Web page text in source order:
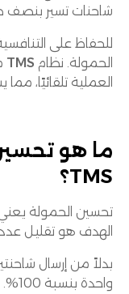
شاحنات تسير بنصف
للحفاظ على
الحمولة. نظام TMS
العملية تلقائيًا،
ما هو
TMS؟
تحسين الحمولة
الهدف هو تقليل عدد